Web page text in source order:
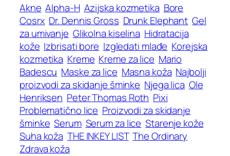
Akne Alpha-H Azijska kozmetika Bore
Cosrx Dr. Dennis Gross Drunk Elephant Gel
za umivanje Glikolna kiselina Hidratacija
kože Izbrisati bore Izgledati mlađe Korejska
kozmetika Kreme Kreme za lice Mario
Badescu Maske za lice Masna koža Najbolji
proizvodi za skidanje šminke Njega lica Ole
Henriksen Peter Thomas Roth Pixi
Problematično lice Proizvodi za skidanje
šminke Serum Serum za lice Starenje kože
Suha koža THE INKEY LIST The Ordinary
Zdrava koža